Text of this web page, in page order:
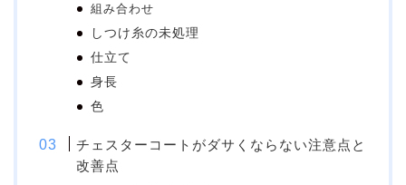
組み合わせ
しつけ糸の未処理
仕立て
身長
色
チェスターコートがダサくならない注意点と
改善点